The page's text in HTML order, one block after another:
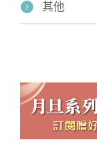
其他